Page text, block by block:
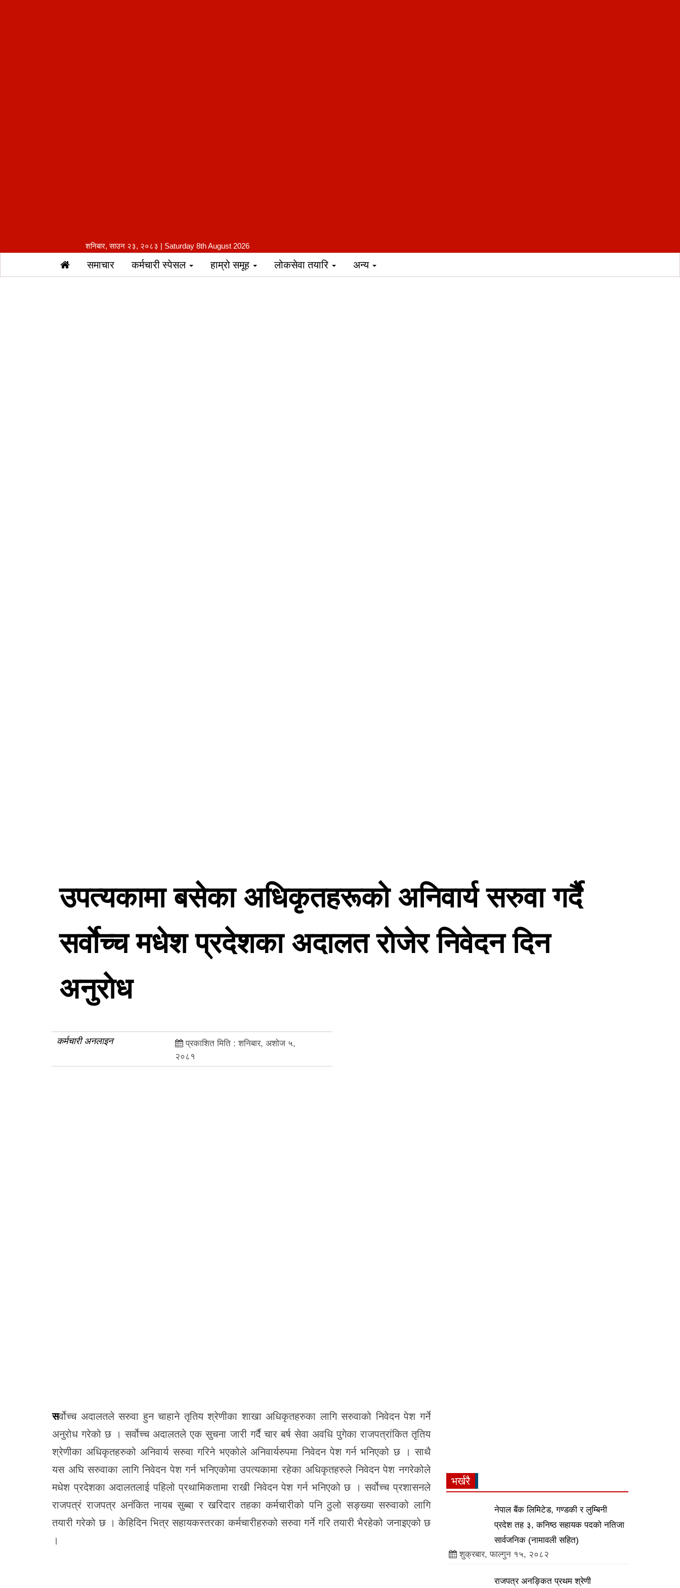
शनिबार, साउन २३, २०८३ | Saturday 8th August 2026
समाचार कर्मचारी स्पेसल हाम्रो समूह लोकसेवा तयारि अन्य
उपत्यकामा बसेका अधिकृतहरूको अनिवार्य सरुवा गर्दै
सर्वाेच्च मधेश प्रदेशका अदालत राेजेर निवेदन दिन
अनुराेध
कर्मचारी अनलाइन
प्रकाशित मिति : शनिबार, अशोज ५,
२०८१
सर्वोच्च अदालतले सरुवा हुन चाहाने तृतिय श्रेणीका शाखा अधिकृतहरुका लागि सरुवाको निवेदन पेश गर्ने
अनुरोध गरेको छ । सर्वोच्च अदालतले एक सुचना जारी गर्दै चार बर्ष सेवा अवधि पुगेका राजपत्रांकित तृतिय
श्रेणीका अधिकृतहरुको अनिवार्य सरुवा गरिने भएकोले अनिवार्यरुपमा निवेदन पेश गर्न भनिएको छ । साथै
यस अघि सरुवाका लागि निवेदन पेश गर्न भनिएकोमा उपत्यकामा रहेका अधिकृतहरुले निवेदन पेश नगरेकोले
मधेश प्रदेशका अदालतलाई पहिलो प्रथामिकतामा राखी निवेदन पेश गर्न भनिएको छ । सर्वोच्च प्रशासनले
राजपत्रं राजपत्र अनंकित नायब सुब्बा र खरिदार तहका कर्मचारीको पनि ठुलो सङ्ख्या सरुवाको लागि
तयारी गरेको छ । केहिदिन भित्र सहायकस्तरका कर्मचारीहरुको सरुवा गर्ने गरि तयारी भैरहेको जनाइएको छ
।
भर्खरै
नेपाल बैंक लिमिटेड, गण्डकी र लुम्बिनी
प्रदेश तह ३, कनिष्ठ सहायक पदको नतिजा
सार्वजनिक (नामावली सहित)
शुक्रबार, फाल्गुन १५, २०८२
राजपत्र अनङ्कित प्रथम श्रेणी